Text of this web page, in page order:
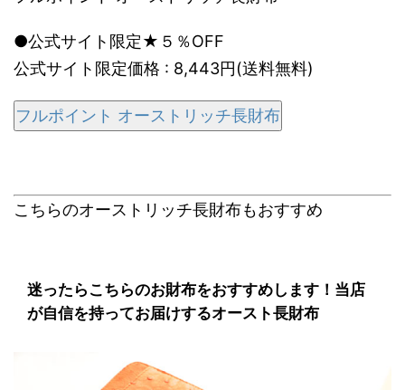
●公式サイト限定★５％OFF
公式サイト限定価格 : 8,443円(送料無料)
フルポイント オーストリッチ長財布
こちらのオーストリッチ長財布もおすすめ
迷ったらこちらのお財布をおすすめします！当店
が自信を持ってお届けするオースト長財布